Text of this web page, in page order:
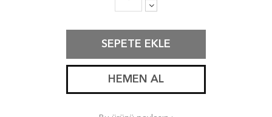
SEPETE EKLE
HEMEN AL